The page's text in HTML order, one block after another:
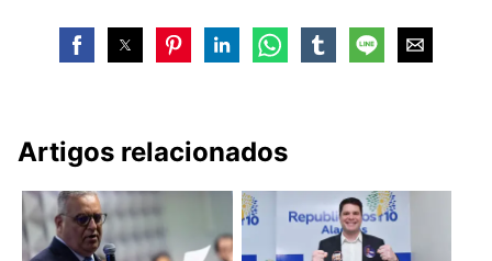
Artigos relacionados